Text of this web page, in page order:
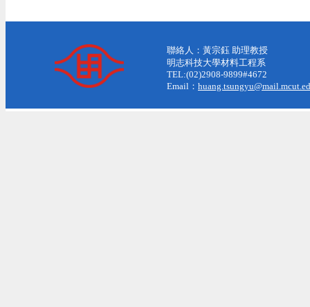
聯絡人：黃宗鈺 助理教授
明志科技大學材料工程系
TEL:(02)2908-9899#4672
Email：